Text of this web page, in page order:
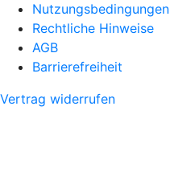
Nutzungsbedingungen
Rechtliche Hinweise
AGB
Barrierefreiheit
Vertrag widerrufen